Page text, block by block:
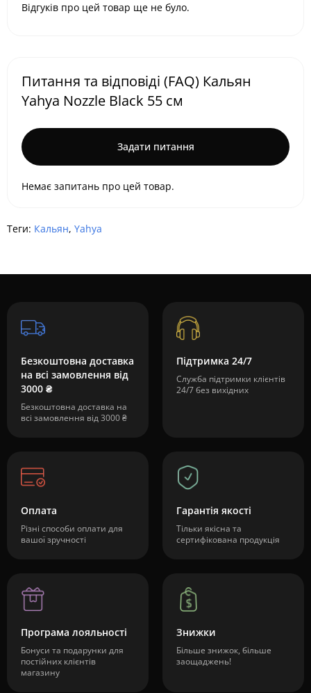
Відгуків про цей товар ще не було.
Питання та відповіді (FAQ) Кальян
Yahya Nozzle Black 55 см
Задати питання
Немає запитань про цей товар.
Теги: Кальян, Yahya
Безкоштовна доставка
на всі замовлення від
3000 ₴
Безкоштовна доставка на
всі замовлення від 3000 ₴
Підтримка 24/7
Служба підтримки клієнтів
24/7 без вихідних
Оплата
Різні способи оплати для
вашої зручності
Гарантія якості
Тільки якісна та
сертифікована продукція
Програма лояльності
Бонуси та подарунки для
постійних клієнтів
магазину
Знижки
Більше знижок, більше
заощаджень!